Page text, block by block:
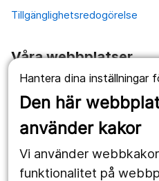
Hantera dina inställningar
Den här
använder kakor
Vi använder
funktionalitet på
Tillgänglighetsredogörelse
Våra webbplatser
1177.se
Länstrafiken
Utveckling